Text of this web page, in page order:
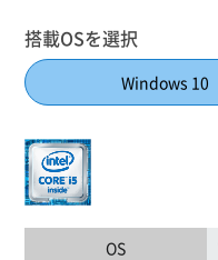
搭載OSを選択
Windows 10
OS